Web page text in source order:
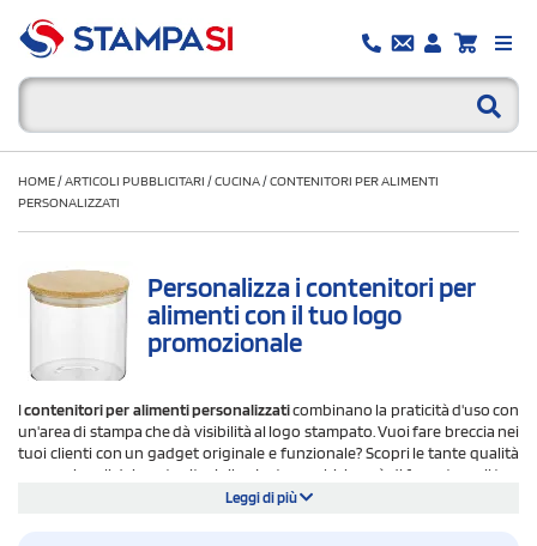
HOME/ARTICOLI PUBBLICITARI /CUCINA/CONTENITORI PER ALIMENTI
PERSONALIZZATI
Personalizza i contenitori per
alimenti con il tuo logo
promozionale
Icontenitori per alimenti personalizzaticombinano la praticità d'uso con
un'area di stampa che dà visibilità al logo stampato. Vuoi fare breccia nei
tuoi clienti con un gadget originale e funzionale? Scopri le tante qualità
promozionali dei contenitori cibo. La tua ambizione è di far entrare il tuo
logo in ogni cucina o negli uffici? Le scatole alimentari personalizzate
Leggi di più